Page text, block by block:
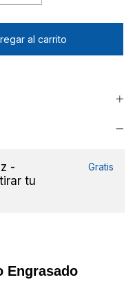
-
tu
Gratis
Engrasado